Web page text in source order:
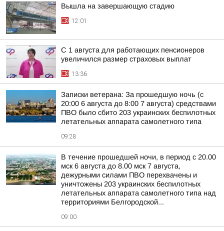
Вышла на завершающую стадию
12:01
С 1 августа для работающих пенсионеров
увеличился размер страховых выплат
13:36
Записки ветерана: За прошедшую ночь (с
20:00 6 августа до 8:00 7 августа) средствами
ПВО было сбито 203 украинских беспилотных
летательных аппарата самолетного типа
09:28
В течение прошедшей ночи, в период с 20.00
мск 6 августа до 8.00 мск 7 августа,
дежурными силами ПВО перехвачены и
уничтожены 203 украинских беспилотных
летательных аппарата самолетного типа над
территориями Белгородской...
09:00